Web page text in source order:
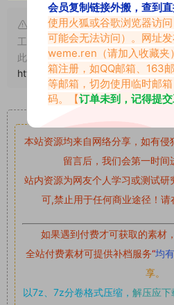
申明：本文资源均来源网友分享
工单处理。
此外本文章皆属于原创文章，转载请
https://vmiba.top/1298.html
重要声明
本站资源均来自网络分享，如有侵
留言后，我们会第一时间
站内资源为网友个人学习或测试
可,禁止用于任何商业途径！请
如果遇到付费才可获取的素材
全站付费素材可提供补档服务“均
享。
以7z、7z分卷格式压缩， 解压应下
会员复制链接外搬，查到直
使用火狐或谷歌浏览器访
可能会无法访问）。网址发
weme.ren （请加入收藏
箱注册，如QQ邮箱、163
等邮箱，切勿使用临时邮
码。【订单未到，记得提